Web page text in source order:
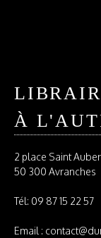
À
2 place Saint
50 300 Avranches
Tél: 09 87 15 22 57
Email :